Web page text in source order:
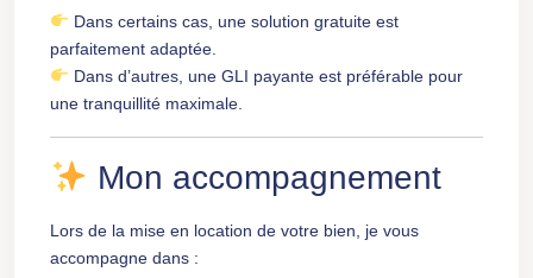
Dans certains cas, une solution gratuite est
parfaitement adaptée.
Dans d’autres, une GLI payante est préférable pour
une tranquillité maximale.
Mon accompagnement
Lors de la mise en location de votre bien, je vous
accompagne dans :